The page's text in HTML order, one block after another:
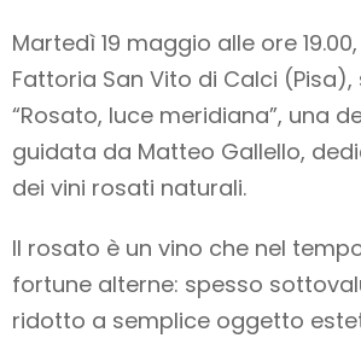
Martedì 19 maggio alle ore
Fattoria San Vito di Calci (Pisa),
“Rosato, luce meridiana”, una
guidata da Matteo Gallello,
dei vini rosati naturali.
Il rosato è un vino che nel
fortune alterne: spesso
ridotto a semplice oggetto